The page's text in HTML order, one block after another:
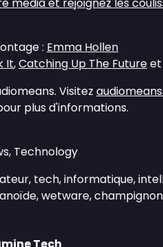
: Emma Hollen
It,Catching Up The Futureet
Visitez
plus d'informations.
Technology
tech, informatique,
wetware,